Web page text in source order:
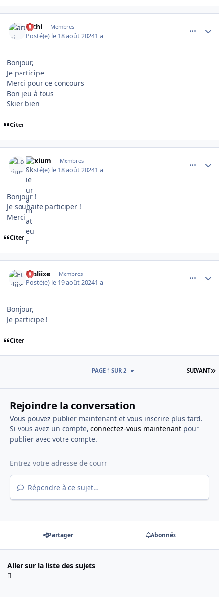
arthi Membres
Posté(e) le 18 août 20241 a
Bonjour,
Je participe
Merci pour ce concours
Bon jeu à tous
Skier bien
Citer
Loxium Membres
Posté(e) le 18 août 20241 a
Bonjour !
Je souhaite participer !
Merci
Citer
Etaliixe Membres
Posté(e) le 19 août 20241 a
Bonjour,
Je participe !
Citer
SUIVANT
PAGE 1 SUR 2
Rejoindre la conversation
Vous pouvez publier maintenant et vous inscrire plus tard.
Si vous avez un compte, connectez-vous maintenantpour
publier avec votre compte.
Répondre à ce sujet…
Partager Abonnés
Aller sur la liste des sujets